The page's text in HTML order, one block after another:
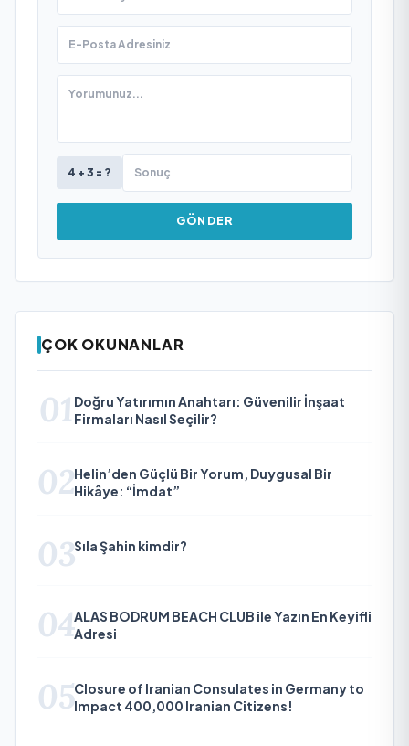
4 + 3 = ?
GÖNDER
ÇOK OKUNANLAR
01 Doğru Yatırımın Anahtarı: Güvenilir İnşaat
Firmaları Nasıl Seçilir?
02Helin’den Güçlü Bir Yorum, Duygusal Bir
Hikâye: “İmdat”
03Sıla Şahin kimdir?
04ALAS BODRUM BEACH CLUB ile Yazın En Keyifli
Adresi
05Closure of Iranian Consulates in Germany to
Impact 400,000 Iranian Citizens!